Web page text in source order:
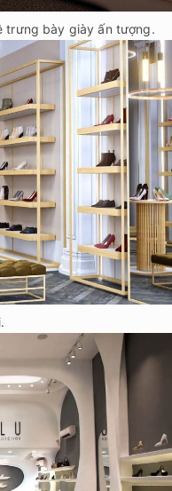
trưng bày giày ấn tượng.